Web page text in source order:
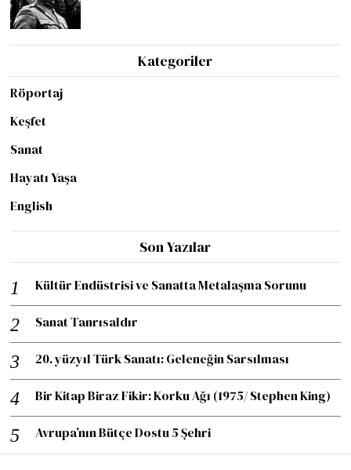
Kategoriler
Röportaj
Keşfet
Sanat
Hayatı Yaşa
English
Son Yazılar
Kültür Endüstrisi ve Sanatta Metalaşma Sorunu
Sanat Tanrısaldır
20. yüzyıl Türk Sanatı: Geleneğin Sarsılması
Bir Kitap Biraz Fikir: Korku Ağı (1975/ Stephen King)
Avrupa’nın Bütçe Dostu 5 Şehri